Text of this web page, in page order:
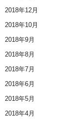
2018年12月
2018年10月
2018年9月
2018年8月
2018年7月
2018年6月
2018年5月
2018年4月